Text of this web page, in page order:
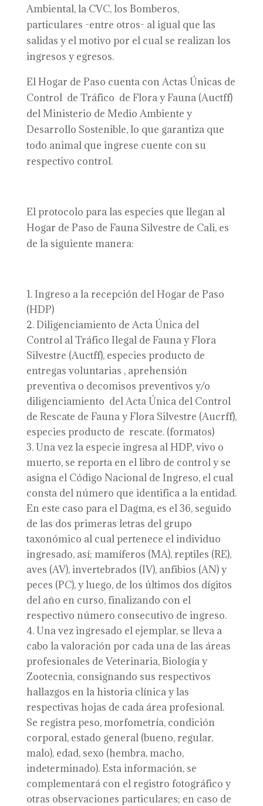
Ambiental, la CVC, los Bomberos,
particulares -entre otros- al igual que las
salidas y el motivo por el cual se realizan los
ingresos y egresos.
El Hogar de Paso cuenta con Actas Únicas de
Control de Tráfico de Flora y Fauna (Auctff)
del Ministerio de Medio Ambiente y
Desarrollo Sostenible, lo que garantiza que
todo animal que ingrese cuente con su
respectivo control.
El protocolo para las especies que llegan al
Hogar de Paso de Fauna Silvestre de Cali, es
de la siguiente manera:
Ingreso a la recepción del Hogar de Paso
(HDP)
Diligenciamiento de Acta Única del
Control al Tráfico Ilegal de Fauna y Flora
Silvestre (Auctff), especies producto de
entregas voluntarias , aprehensión
preventiva o decomisos preventivos y/o
diligenciamiento del Acta Única del Control
de Rescate de Fauna y Flora Silvestre (Aucrff),
especies producto de rescate. (formatos)
Una vez la especie ingresa al HDP, vivo o
muerto, se reporta en el libro de control y se
asigna el Código Nacional de Ingreso, el cual
consta del número que identifica a la entidad.
En este caso para el Dagma, es el 36, seguido
de las dos primeras letras del grupo
taxonómico al cual pertenece el individuo
ingresado, así; mamíferos (MA), reptiles (RE),
aves (AV), invertebrados (IV), anfibios (AN) y
peces (PC), y luego, de los últimos dos dígitos
del año en curso, finalizando con el
respectivo número consecutivo de ingreso.
Una vez ingresado el ejemplar, se lleva a
cabo la valoración por cada una de las áreas
profesionales de Veterinaria, Biología y
Zootecnia, consignando sus respectivos
hallazgos en la historia clínica y las
respectivas hojas de cada área profesional.
Se registra peso, morfometría, condición
corporal, estado general (bueno, regular,
malo), edad, sexo (hembra, macho,
indeterminado). Esta información, se
complementará con el registro fotográfico y
otras observaciones particulares; en caso de